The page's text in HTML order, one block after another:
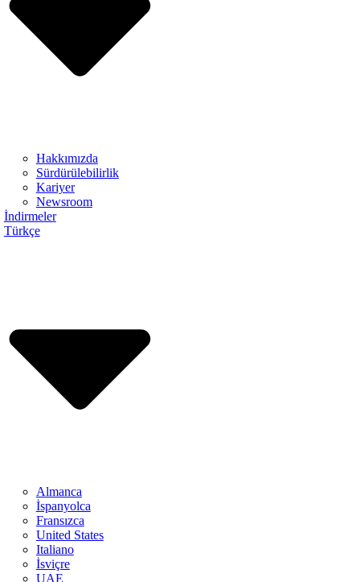
Hakkımızda
Sürdürülebilirlik
Kariyer
Newsroom
İndirmeler
Türkçe
Almanca
İspanyolca
Fransızca
United States
Italiano
İsviçre
UAE